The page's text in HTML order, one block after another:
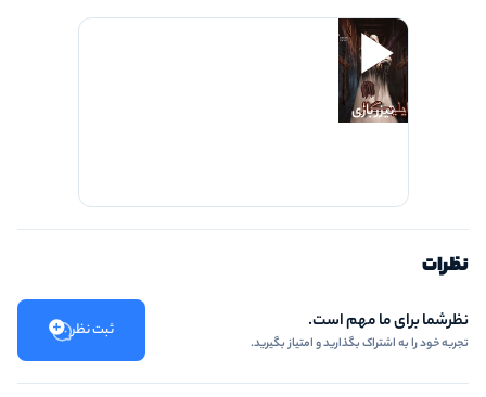
بازی برای شما مناسب‌سازی‌ شود.
تیزر بازی
نظرات
نظرشما برای ما مهم است.
تجربه خود را به اشتراک بگذارید و امتیاز بگیرید.
ثبت نظر